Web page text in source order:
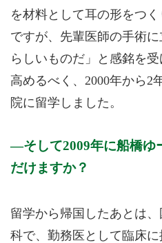
を材料として耳の形をつ
ですが、先輩医師の手術
らしいものだ」と感銘を
高めるべく、2000年から2
院に留学しました。
そして2009年に船橋
だけますか？
留学から帰国したあとは
科で、勤務医として臨床